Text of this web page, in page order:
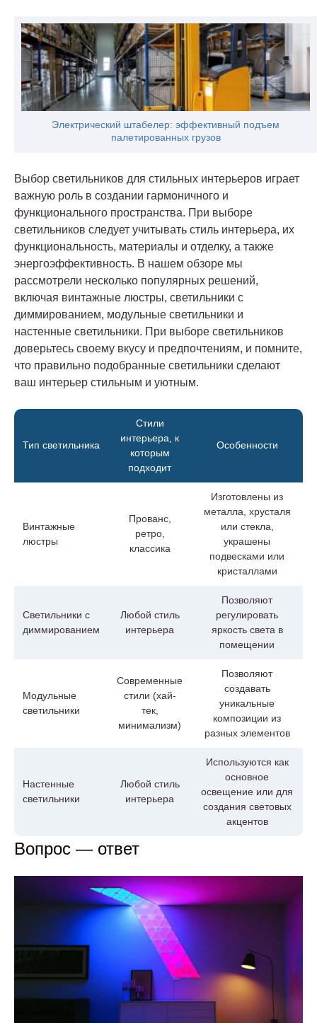
Электрический штабелер: эффективный подъем
палетированных грузов
Выбор светильников для стильных интерьеров играет
важную роль в создании гармоничного и
функционального пространства. При выборе
светильников следует учитывать стиль интерьера, их
функциональность, материалы и отделку, а также
энергоэффективность. В нашем обзоре мы
рассмотрели несколько популярных решений,
включая винтажные люстры, светильники с
диммированием, модульные светильники и
настенные светильники. При выборе светильников
доверьтесь своему вкусу и предпочтениям, и помните,
что правильно подобранные светильники сделают
ваш интерьер стильным и уютным.
Тип светильника
Стили
интерьера, к
которым
подходит
Особенности
Винтажные
люстры
Прованс,
ретро,
классика
Изготовлены из
металла, хрусталя
или стекла,
украшены
подвесками или
кристаллами
Светильники с
диммированием
Любой стиль
интерьера
Позволяют
регулировать
яркость света в
помещении
Модульные
светильники
Современные
стили (хай-
тек,
минимализм)
Позволяют
создавать
уникальные
композиции из
разных элементов
Настенные
светильники
Любой стиль
интерьера
Используются как
основное
освещение или для
создания световых
акцентов
Вопрос — ответ